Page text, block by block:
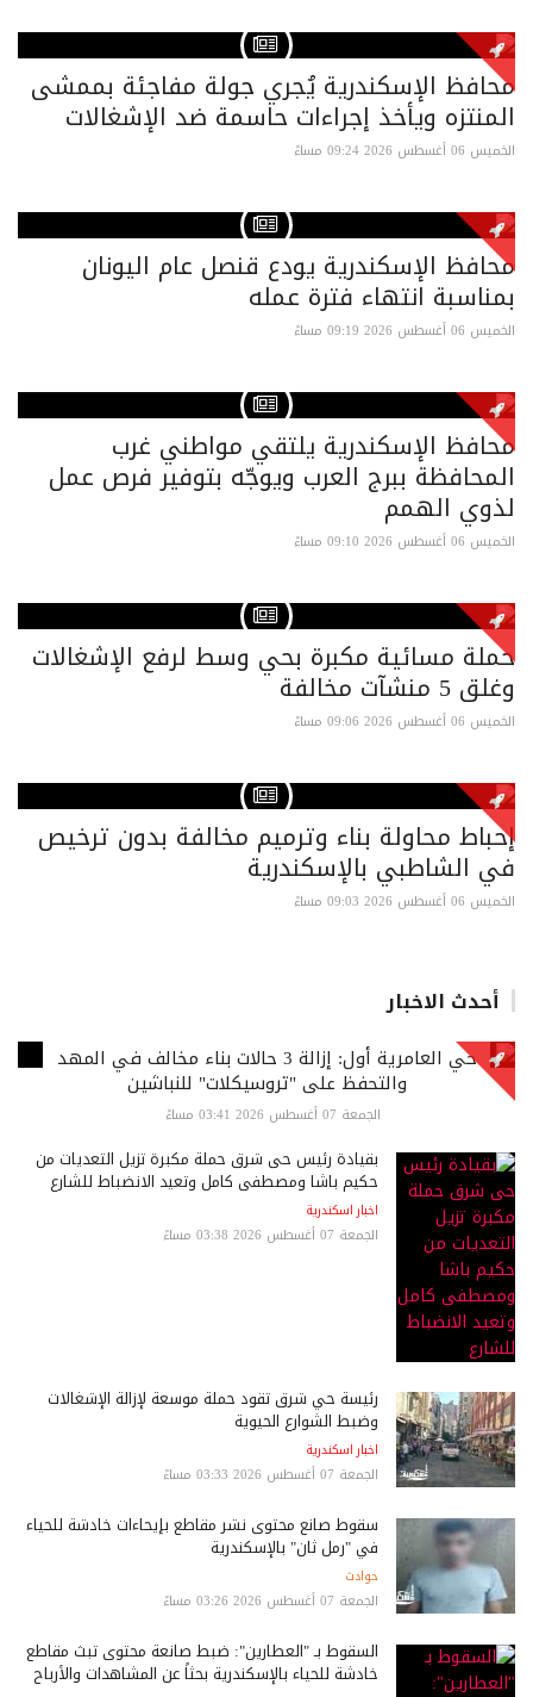
محافظ الإسكندرية يُجري جولة مفاجئة بممشى
المنتزه ويأخذ إجراءات حاسمة ضد الإشغالات
الخميس 06 أغسطس 2026 09:24 مساءً
محافظ الإسكندرية يودع قنصل عام اليونان
بمناسبة انتهاء فترة عمله
الخميس 06 أغسطس 2026 09:19 مساءً
محافظ الإسكندرية يلتقي مواطني غرب
المحافظة ببرج العرب ويوجّه بتوفير فرص عمل
لذوي الهمم
الخميس 06 أغسطس 2026 09:10 مساءً
حملة مسائية مكبرة بحي وسط لرفع الإشغالات
وغلق 5 منشآت مخالفة
الخميس 06 أغسطس 2026 09:06 مساءً
إحباط محاولة بناء وترميم مخالفة بدون ترخيص
في الشاطبي بالإسكندرية
الخميس 06 أغسطس 2026 09:03 مساءً
أحدث الاخبار
حي العامرية أول: إزالة 3 حالات بناء مخالف في المهد
والتحفظ على "تروسيكلات" للنباشين
الجمعة 07 أغسطس 2026 03:41 مساءً
بقيادة رئيس حى شرق حملة مكبرة تزيل التعديات من
حكيم باشا ومصطفى كامل وتعيد الانضباط للشارع
اخبار اسكندرية
الجمعة 07 أغسطس 2026 03:38 مساءً
رئيسة حي شرق تقود حملة موسعة لإزالة الإشغالات
وضبط الشوارع الحيوية
اخبار اسكندرية
الجمعة 07 أغسطس 2026 03:33 مساءً
سقوط صانع محتوى نشر مقاطع بإيحاءات خادشة للحياء
في "رمل ثان" بالإسكندرية
حوادث
الجمعة 07 أغسطس 2026 03:26 مساءً
السقوط بـ "العطارين": ضبط صانعة محتوى تبث مقاطع
خادشة للحياء بالإسكندرية بحثاً عن المشاهدات والأرباح